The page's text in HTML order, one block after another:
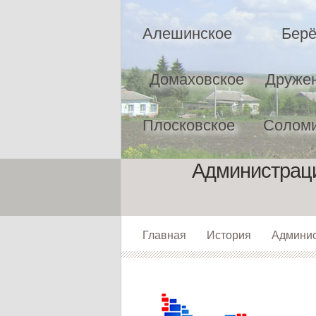
Алешинское
Домаховское
Плосковское
Главная История